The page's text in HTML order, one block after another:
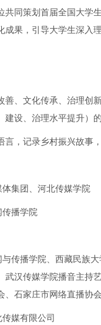
同策划首届全国大学
果，引导大学生深入
、文化传承、治理创
建设、治理水平提升）
言，记录乡村振兴故事
集团、河北传媒学院
播学院
传播学院、西藏民族
武汉传媒学院播音主持
、石家庄市网络直播协
传媒有限公司